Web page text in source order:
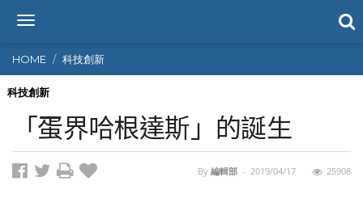
T
g
g
l
HOME 科技創新
科技創新
「蛋界哈根達斯」的誕生
By 編輯部 - 2019/04/17 25908